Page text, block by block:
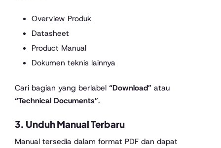
Overview Produk
Datasheet
Product Manual
Dokumen teknis lainnya
Cari bagian yang berlabel “Download” atau
“Technical Documents”.
3. Unduh Manual Terbaru
Manual tersedia dalam format PDF dan dapat